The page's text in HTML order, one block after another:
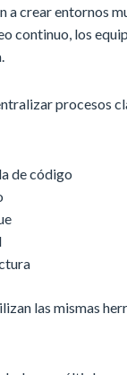
a crear entornos
continuo, los
procesos
de código
las mismas